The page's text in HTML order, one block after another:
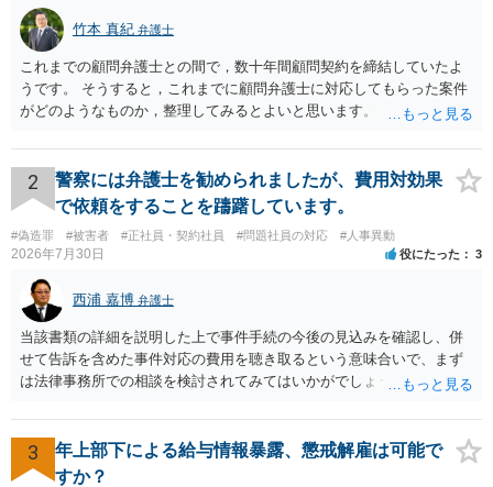
竹本 真紀 弁護士
これまでの顧問弁護士との間で，数十年間顧問契約を締結していたよ
うです。 そうすると，これまでに顧問弁護士に対応してもらった案件
がどのようなものか，整理してみるとよいと思います。 これにより，
事務所を比較した上で，弁護士と面談をする際，そのような案件に対
応してもらえるのかが重要だと思います。 ただ，組合員の相談内容に
ついて，分野を絞っているのか，それともどのような分野でもよいと
いうことで法律相談を依頼しているかの観点も重要です。 組合員とす
れば，相談だけではなく，できれば受任まで考えている場合も多いと
思います。 そうすると，労働組合としての相談だけではなく，基本的
に全ての分野を対象にして考える必要もあるかもしれません。 そうで
ないと，相談内容によって，対応が変わってしまうこともあると思い
ます。 組合員の相談についても，基本的に受任まで考えてもらえるこ
とができるのかも検討要素の一つかもしれません。
2
警察には弁護士を勧められましたが、費用対効果
で依頼をすることを躊躇しています。
#偽造罪 #被害者 #正社員・契約社員 #問題社員の対応 #人事異動
2026年7月30日 役にたった 3
西浦 嘉博 弁護士
当該書類の詳細を説明した上で事件手続の今後の見込みを確認し、併
せて告訴を含めた事件対応の費用を聴き取るという意味合いで、まず
は法律事務所での相談を検討されてみてはいかがでしょうか。 上記、
3
年上部下による給与情報暴露、懲戒解雇は可能で
すか？